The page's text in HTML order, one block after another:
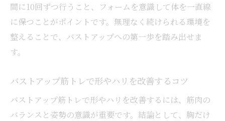
間に10回ずつ行うこと、フォームを意識して体を一直線
に保つことがポイントです。無理なく続けられる環境を
整えることで、バストアップへの第一歩を踏み出せま
す。
バストアップ筋トレで形やハリを改善するコツ
バストアップ筋トレで形やハリを改善するには、筋肉の
バランスと姿勢の意識が重要です。結論として、胸だけ